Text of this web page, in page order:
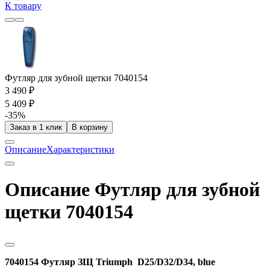
К товару
Футляр для зубной щетки 7040154
3 490 ₽
5 409 ₽
-35%
Заказ в 1 клик В корзину
ОписаниеХарактеристики
Описание Футляр для зубной
щетки 7040154
7040154 Футляр ЗЩ Triumph D25/D32/D34, blue